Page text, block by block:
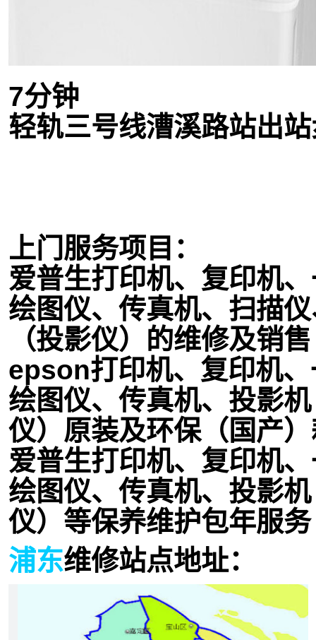
7分钟
轻轨三号线漕溪路站出
上门服务项目：
爱普生打印机、复印机
绘图仪、传真机、扫描
（投影仪）的维修及销售
epson打印机、复印机
绘图仪、传真机、投影
仪）原装及环保（国产
爱普生打印机、复印机
绘图仪、传真机、投影
仪）等保养维护包年服务
浦东维修站点地址：